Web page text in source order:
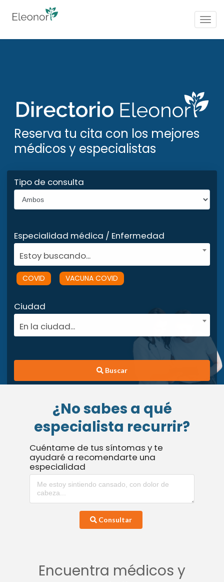
Reserva tu cita con los mejores
médicos y especialistas
Tipo de consulta
Especialidad médica / Enfermedad
Estoy buscando...
COVID VACUNA COVID
Ciudad
En la ciudad...
Buscar
¿No sabes a qué
especialista recurrir?
Cuéntame de tus síntomas y te
ayudaré a recomendarte una
especialidad
Consultar
Encuentra médicos y